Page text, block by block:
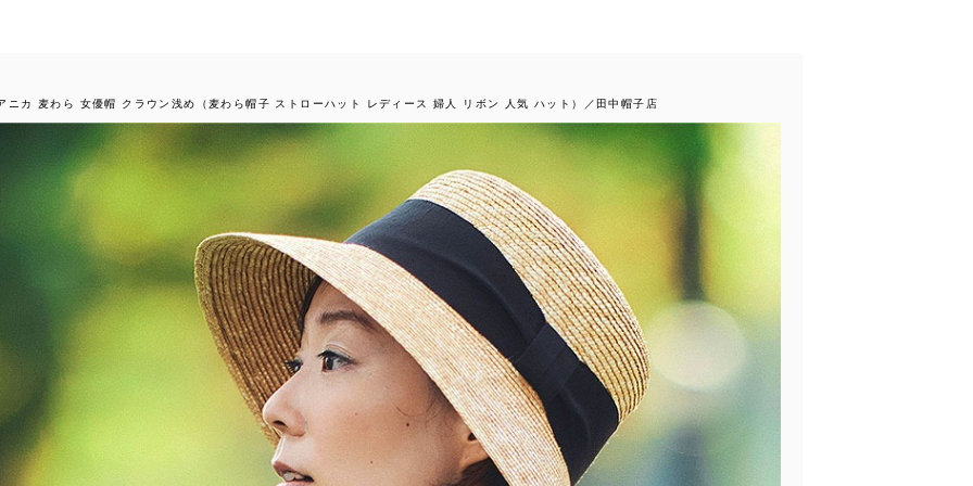
ニカ 麦わら 女優帽 クラウン浅め（麦わら帽子 ストローハット レディース 婦人 リボン 人気 ハット）／田中帽子店